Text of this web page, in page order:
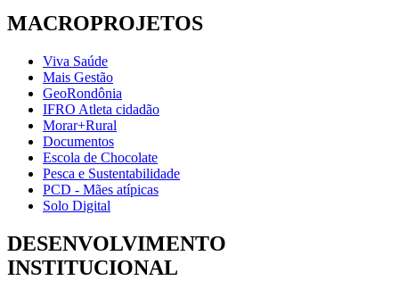
MACROPROJETOS
Viva Saúde
Mais Gestão
GeoRondônia
IFRO Atleta cidadão
Morar+Rural
Documentos
Escola de Chocolate
Pesca e Sustentabilidade
PCD - Mães atípicas
Solo Digital
DESENVOLVIMENTO
INSTITUCIONAL